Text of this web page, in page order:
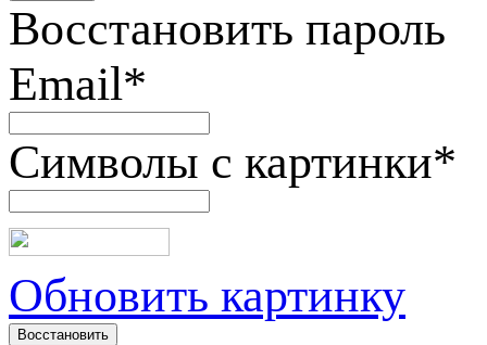
Восстановить пароль
Email*
Символы с картинки*
Обновить картинку